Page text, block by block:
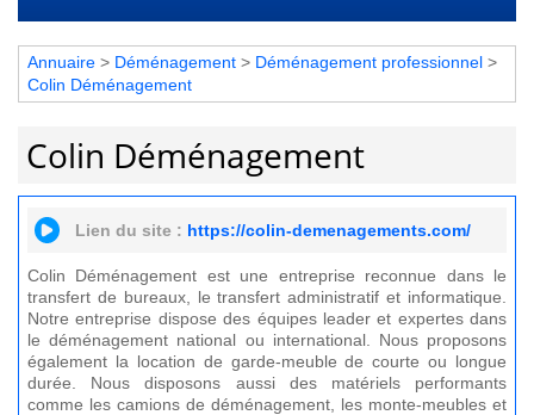
Annuaire > Déménagement > Déménagement professionnel >
Colin Déménagement
Colin Déménagement
Lien du site : https://colin-demenagements.com/
Colin Déménagement est une entreprise reconnue dans le
transfert de bureaux, le transfert administratif et informatique.
Notre entreprise dispose des équipes leader et expertes dans
le déménagement national ou international. Nous proposons
également la location de garde-meuble de courte ou longue
durée. Nous disposons aussi des matériels performants
comme les camions de déménagement, les monte-meubles et